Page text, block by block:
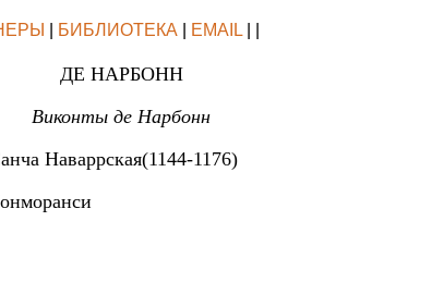
БИБЛИОТЕКА EMAIL
ДЕ НАРБОНН
Виконты де Нарбонн
Наваррская(1144-1176)